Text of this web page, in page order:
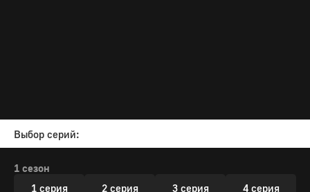
Выбор серий:
1 сезон
1 серия
2 серия 3 серия 4 серия